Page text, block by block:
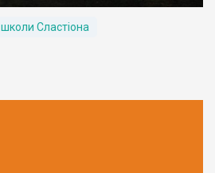
школи Сластіона